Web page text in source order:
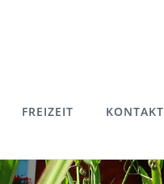
FREIZEIT KONTAKT